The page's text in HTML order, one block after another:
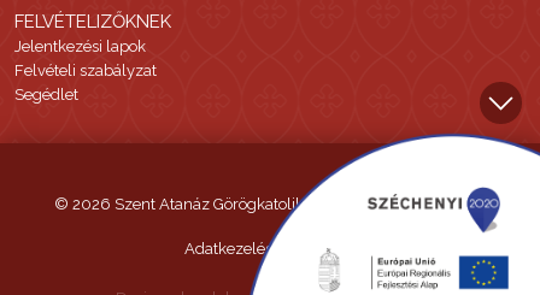
FELVÉTELIZŐKNEK
Jelentkezési lapok
Felvételi szabályzat
Segédlet
© 2026 Szent Atanáz Görögkatolikus Hittudományi Főiskola
Adatkezelési tájékoztató